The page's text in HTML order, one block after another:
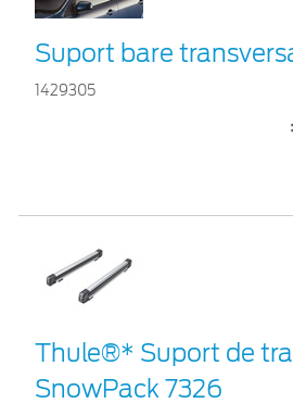
Suport bare
1429305
Thule®* Suport de
SnowPack 7326